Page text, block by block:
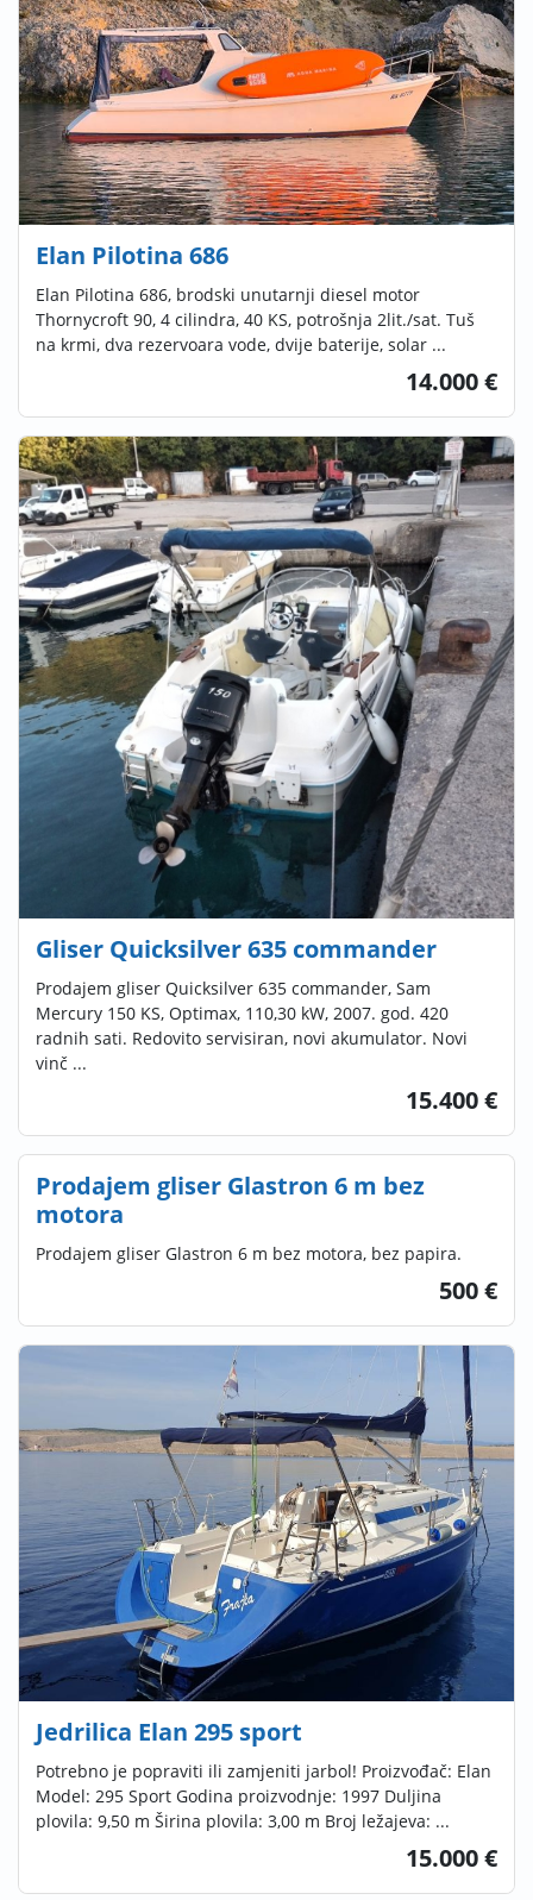
Elan Pilotina 686
Elan Pilotina 686, brodski unutarnji diesel motor
Thornycroft 90, 4 cilindra, 40 KS, potrošnja 2lit./sat. Tuš
na krmi, dva rezervoara vode, dvije baterije, solar ...
14.000 €
Gliser Quicksilver 635 commander
Prodajem gliser Quicksilver 635 commander, Sam
Mercury 150 KS, Optimax, 110,30 kW, 2007. god. 420
radnih sati. Redovito servisiran, novi akumulator. Novi
vinč ...
15.400 €
Prodajem gliser Glastron 6 m bez
motora
Prodajem gliser Glastron 6 m bez motora, bez papira.
500 €
Jedrilica Elan 295 sport
Potrebno je popraviti ili zamjeniti jarbol! Proizvođač: Elan
Model: 295 Sport Godina proizvodnje: 1997 Duljina
plovila: 9,50 m Širina plovila: 3,00 m Broj ležajeva: ...
15.000 €